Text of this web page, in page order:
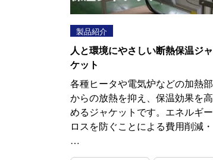
製品紹介
人と環境にやさしい断熱保温ジャ
ケット
各種ヒータや電気炉などの加熱部
からの放熱を抑え、保温効果を高
めるジャケットです。エネルギー
ロスを防ぐことによる費用削減・
…